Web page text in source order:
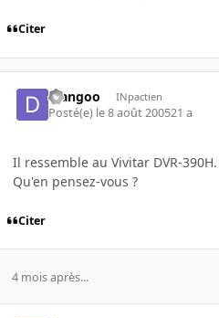
Citer
djangoo INpactien
Posté(e) le 8 août 200521 a
Il ressemble au Vivitar DVR-390H.
Qu'en pensez-vous ?
Citer
4 mois après...